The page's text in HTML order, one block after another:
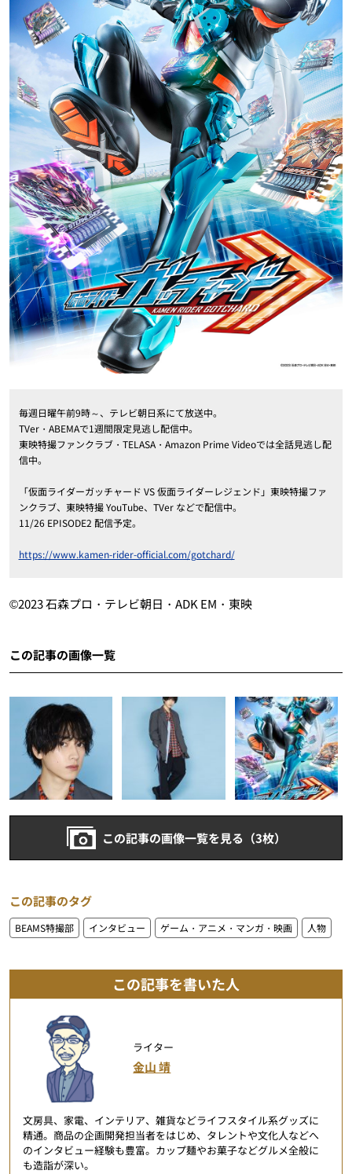
毎週日曜午前9時～、テレビ朝日系にて放送中。
TVer・ABEMAで1週間限定見逃し配信中。
東映特撮ファンクラブ・TELASA・Amazon Prime Videoでは全話見逃し配
信中。
「仮面ライダーガッチャード VS 仮面ライダーレジェンド」東映特撮ファ
ンクラブ、東映特撮 YouTube、TVer などで配信中。
11/26 EPISODE2 配信予定。
https://www.kamen-rider-official.com/gotchard/
©2023 石森プロ・テレビ朝日・ADK EM・東映
この記事の画像一覧
この記事の画像一覧を見る（3枚）
この記事のタグ
BEAMS特撮部 インタビュー ゲーム・アニメ・マンガ・映画 人物
この記事を書いた人
ライター
金山 靖
文房具、家電、インテリア、雑貨などライフスタイル系グッズに
精通。商品の企画開発担当者をはじめ、タレントや文化人などへ
のインタビュー経験も豊富。カップ麺やお菓子などグルメ全般に
も造詣が深い。